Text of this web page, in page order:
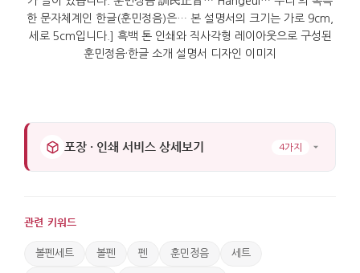
포장 · 인쇄 서비스 상세보기 4가지
관련 키워드
볼펜세트 볼펜 펜 훈민정음 세트